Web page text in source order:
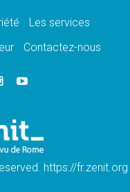
apostolique du
sur l'éducation
la venue du Pape
Les services
Contactez-nous
https://fr.zenit.org